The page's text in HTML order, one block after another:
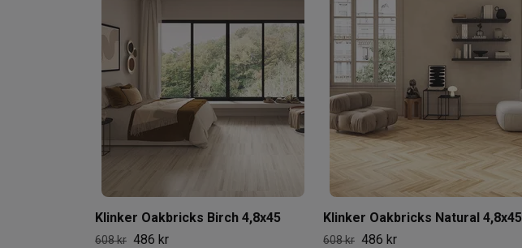
Klinker Oakbricks Birch 4,8x45
608 kr 486 kr
Klinker Oakbricks Natural 4,8x45
608 kr 486 kr